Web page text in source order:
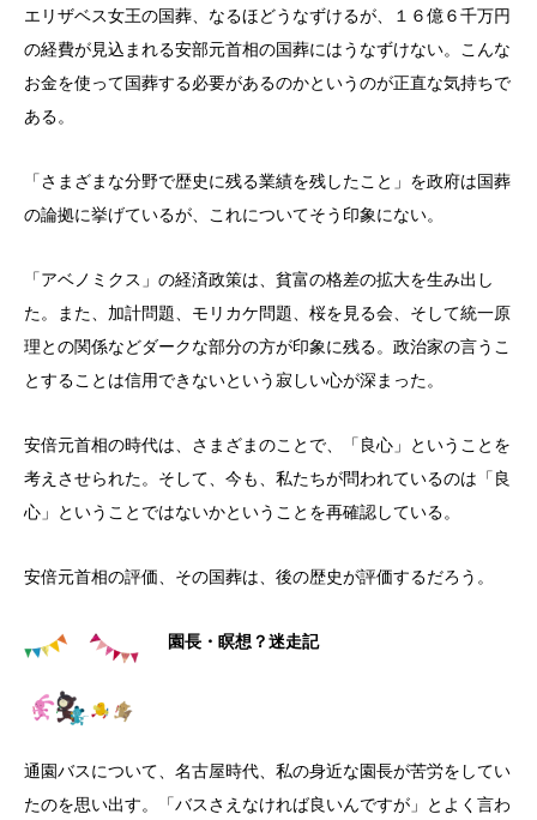
エリザベス女王の国葬、なるほどうなずけるが、１６億６千万円
の経費が見込まれる安部元首相の国葬にはうなずけない。こんな
お金を使って国葬する必要があるのかというのが正直な気持ちで
ある。
「さまざまな分野で歴史に残る業績を残したこと」を政府は国葬
の論拠に挙げているが、これについてそう印象にない。
「アベノミクス」の経済政策は、貧富の格差の拡大を生み出し
た。また、加計問題、モリカケ問題、桜を見る会、そして統一原
理との関係などダークな部分の方が印象に残る。政治家の言うこ
とすることは信用できないという寂しい心が深まった。
安倍元首相の時代は、さまざまのことで、「良心」ということを
考えさせられた。そして、今も、私たちが問われているのは「良
心」ということではないかということを再確認している。
安倍元首相の評価、その国葬は、後の歴史が評価するだろう。
園長・瞑想？迷走記
通園バスについて、名古屋時代、私の身近な園長が苦労をしてい
たのを思い出す。「バスさえなければ良いんですが」とよく言わ